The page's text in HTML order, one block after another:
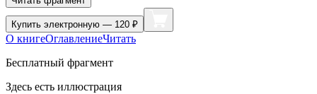
Купить электронную — 120 ₽
О книгеОглавлениеЧитать
Бесплатный фрагмент
Здесь есть иллюстрация